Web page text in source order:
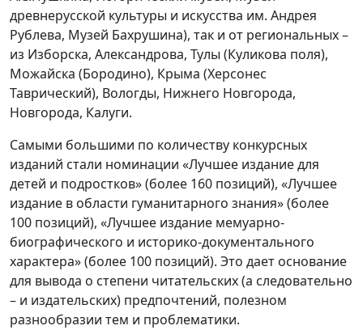
древнерусской культуры и искусства им. Андрея
Рублева, Музей Бахрушина), так и от региональных –
из Изборска, Александрова, Тулы (Куликова поля),
Можайска (Бородино), Крыма (Херсонес
Таврический), Вологды, Нижнего Новгорода,
Новгорода, Калуги.
Самыми большими по количеству конкурсных
изданий стали номинации «Лучшее издание для
детей и подростков» (более 160 позиций), «Лучшее
издание в области гуманитарного знания» (более
100 позиций), «Лучшее издание мемуарно-
биографического и историко-документального
характера» (более 100 позиций). Это дает основание
для вывода о степени читательских (а следовательно
– и издательских) предпочтений, полезном
разнообразии тем и проблематики.